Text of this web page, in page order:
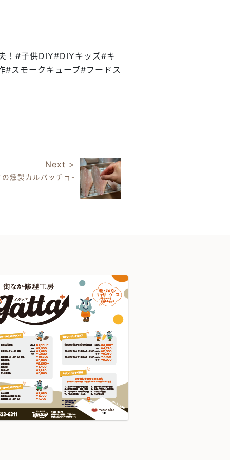
！#子供DIY#DIYキッズ#キ
スモークキューブ#フードス
Next >
燻製カルパッチョ-